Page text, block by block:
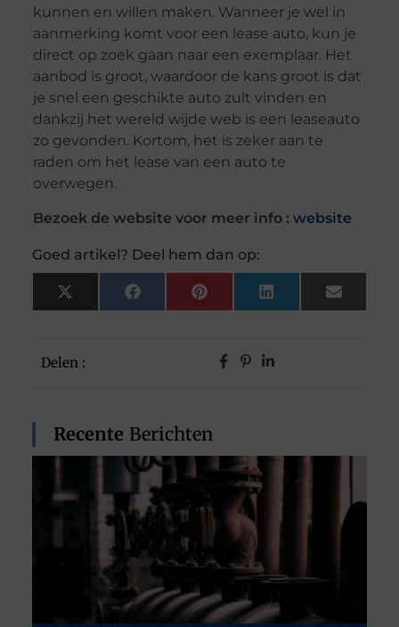
Delen :
Recente Berichten
kunnen en willen maken. Wanneer je wel in
aanmerking komt voor een lease auto, kun je
direct op zoek gaan naar een exemplaar. Het
aanbod is groot, waardoor de kans groot is dat
je snel een geschikte auto zult vinden en
dankzij het wereld wijde web is een leaseauto
zo gevonden. Kortom, het is zeker aan te
raden om het lease van een auto te
overwegen.
Bezoek de website voor meer info : website
Goed artikel? Deel hem dan op:
X
(Twitter)
FacebookPinterestLinkedInEmail